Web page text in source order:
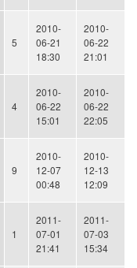
5
2010-
06-21
18:30
2010-
06-22
21:01
4
2010-
06-22
15:01
2010-
06-22
22:05
9
2010-
12-07
00:48
2010-
12-13
12:09
1
2011-
07-01
21:41
2011-
07-03
15:34